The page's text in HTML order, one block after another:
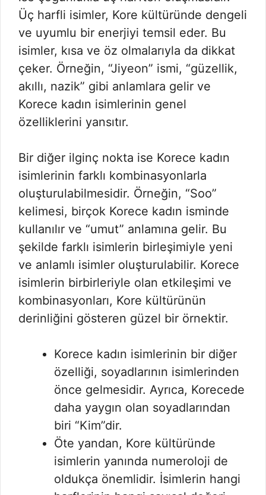
Üç harfli isimler, Kore kültüründe dengeli
ve uyumlu bir enerjiyi temsil eder. Bu
isimler, kısa ve öz olmalarıyla da dikkat
çeker. Örneğin, “Jiyeon” ismi, “güzellik,
akıllı, nazik” gibi anlamlara gelir ve
Korece kadın isimlerinin genel
özelliklerini yansıtır.
Bir diğer ilginç nokta ise Korece kadın
isimlerinin farklı kombinasyonlarla
oluşturulabilmesidir. Örneğin, “Soo”
kelimesi, birçok Korece kadın isminde
kullanılır ve “umut” anlamına gelir. Bu
şekilde farklı isimlerin birleşimiyle yeni
ve anlamlı isimler oluşturulabilir. Korece
isimlerin birbirleriyle olan etkileşimi ve
kombinasyonları, Kore kültürünün
derinliğini gösteren güzel bir örnektir.
Korece kadın isimlerinin bir diğer
özelliği, soyadlarının isimlerinden
önce gelmesidir. Ayrıca, Korecede
daha yaygın olan soyadlarından
biri “Kim”dir.
Öte yandan, Kore kültüründe
isimlerin yanında numeroloji de
oldukça önemlidir. İsimlerin hangi